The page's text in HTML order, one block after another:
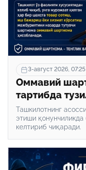
3-август 2026, 07:25
Оммавий
тартибда
Ташкилотнинг
этиши қонунчиликда
келтириб чиқаради.